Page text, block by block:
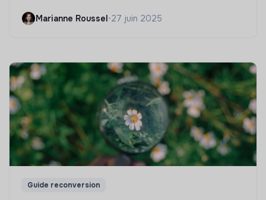
Marianne Roussel•27 juin 2025
Guide reconversion